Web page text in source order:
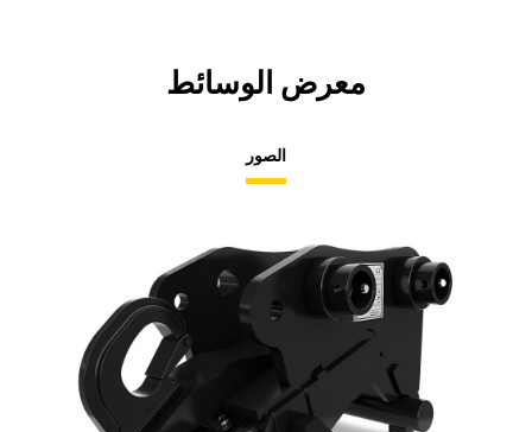
معرض الوسائط
الصور